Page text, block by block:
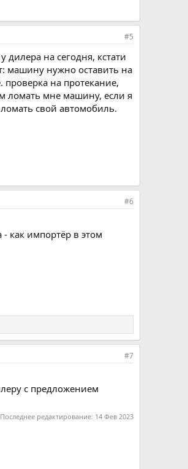
#5
на сегодня, кстати
машину нужно оставить на
проверка на протекание,
ломать мне машину, если я
свой автомобиль.
#6
- как импортёр в этом
#7
с предложением
Последнее редактирование: 14 Фев 2023